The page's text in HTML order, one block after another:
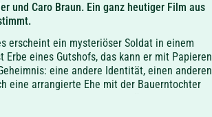
und Caro Braun. Ein ganz heutiger Film aus
erscheint ein mysteriöser Soldat in einem
Erbe eines Gutshofs, das kann er mit Papieren
eine andere Identität, einen anderen
eine arrangierte Ehe mit der Bauerntochter
ist, hält bald alles für möglich. Er ist